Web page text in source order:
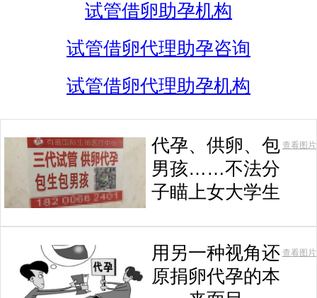
试管借卵助孕机构
试管借卵代理助孕咨询
试管借卵代理助孕机构
代孕、供卵、包
男孩……不法分
子瞄上女大学生
查看图片
用另一种视角还
原捐卵代孕的本
查看图片